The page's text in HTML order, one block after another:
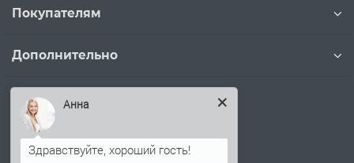
Покупателям
Дополнительно
Наши контакты
+7 (812) 244-86-57
info@profnastilvspb.ru
Анна